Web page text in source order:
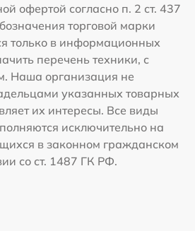
офертой согласно п. 2 ст. 437
торговой марки
только в информационных
перечень техники, с
Наша организация не
указанных товарных
их интересы. Все виды
исключительно на
в законном гражданском
со ст. 1487 ГК РФ.